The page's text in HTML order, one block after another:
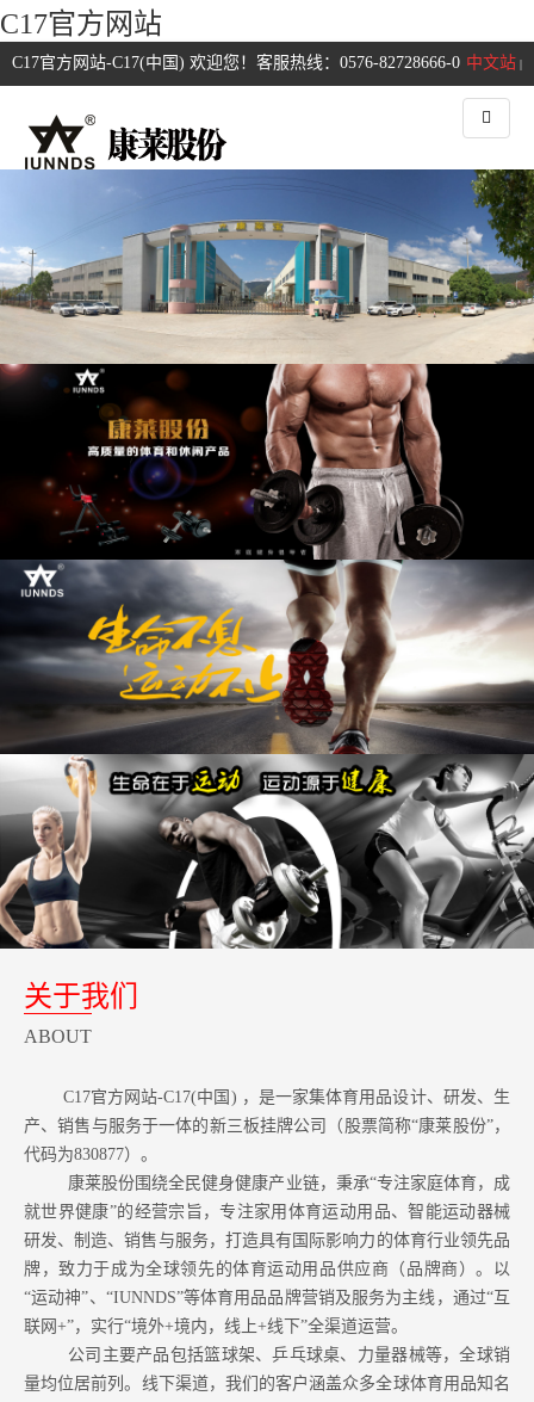
C17官方网站
中文站 |
C17官方网站-C17(中国) 欢迎您！客服热线：0576-82728666-0
关于我们
ABOUT
C17官方网站-C17(中国) ，是一家集体育用品设计、研发、生
产、销售与服务于一体的新三板挂牌公司（股票简称“康莱股份”，
代码为830877）。
康莱股份围绕全民健身健康产业链，秉承“专注家庭体育，成
就世界健康”的经营宗旨，专注家用体育运动用品、智能运动器械
研发、制造、销售与服务，打造具有国际影响力的体育行业领先品
牌，致力于成为全球领先的体育运动用品供应商（品牌商）。以
“运动神”、“IUNNDS”等体育用品品牌营销及服务为主线，通过“互
联网+”，实行“境外+境内，线上+线下”全渠道运营。
公司主要产品包括篮球架、乒乓球桌、力量器械等，全球销
量均位居前列。 线下渠道，我们的客户涵盖众多全球体育用品知名